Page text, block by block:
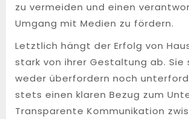
zu vermeiden und einen
Umgang mit Medien zu fördern.
Letztlich hängt der Erfolg von
stark von ihrer Gestaltung ab. Sie
weder überfordern noch
stets einen klaren Bezug zum
Transparente Kommunikation